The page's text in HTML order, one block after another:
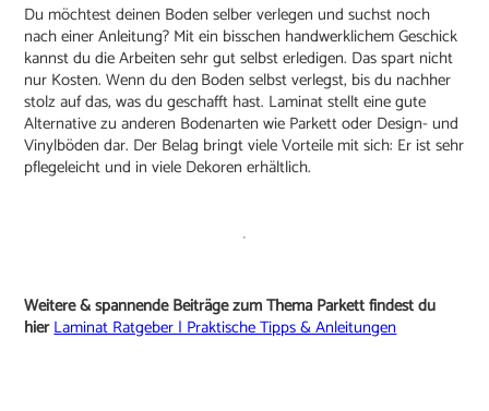
Du möchtest deinen Boden selber verlegen und suchst noch
nach einer Anleitung? Mit ein bisschen handwerklichem Geschick
kannst du die Arbeiten sehr gut selbst erledigen. Das spart nicht
nur Kosten. Wenn du den Boden selbst verlegst, bis du nachher
stolz auf das, was du geschafft hast. Laminat stellt eine gute
Alternative zu anderen Bodenarten wie Parkett oder Design- und
Vinylböden dar. Der Belag bringt viele Vorteile mit sich: Er ist sehr
pflegeleicht und in viele Dekoren erhältlich.
Weitere & spannende Beiträge zum Thema Parkett findest du
hierLaminat Ratgeber | Praktische Tipps & Anleitungen